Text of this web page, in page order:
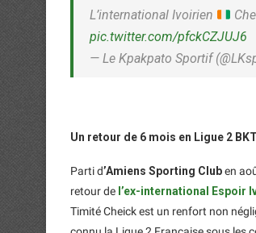
L’international Ivoirien
pic.twitter.com/pfckCZJUJ6
— Le Kpakpato Sportif
Un retour de 6 mois en Ligue 2
Parti d’Amiens Sporting Cluben
retour de l’ex-international Espoir
Timité Cheick est un renfort non